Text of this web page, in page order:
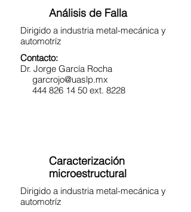
Análisis de Falla
Dirigido a industria metal-mecánica y
automotríz
Contacto:
Dr. Jorge García Rocha
garcrojo@uaslp.mx
444 826 14 50 ext. 8228
Caracterización
microestructural
Dirigido a industria metal-mecánica y
automotríz